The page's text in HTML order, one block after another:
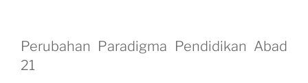
Perubahan Paradigma Pendidikan Abad
21